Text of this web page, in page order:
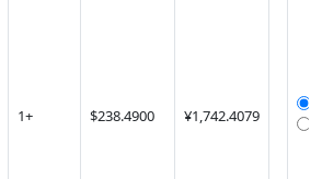
1+ $238.4900 ¥1,742.4079